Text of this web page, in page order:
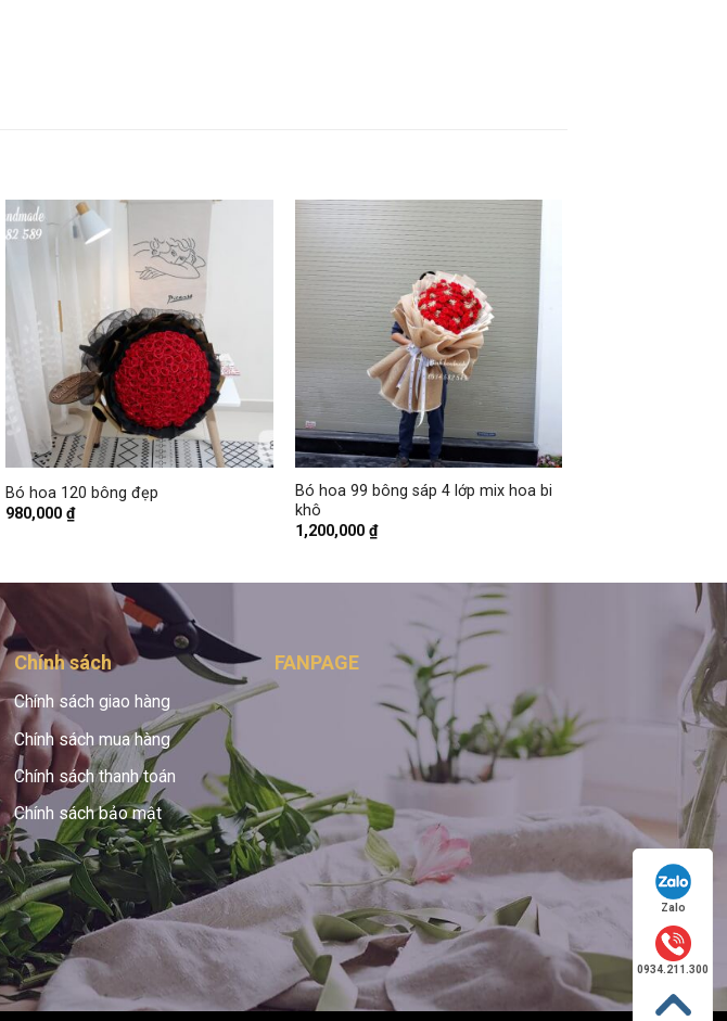
Bó hoa 120 bông đẹp
980,000₫
Bó hoa 99 bông sáp 4 lớp mix hoa bi
khô
1,200,000 ₫
Chính sách
Chính sách giao hàng
Chính sách mua hàng
Chính sách thanh toán
Chính sách bảo mật
FANPAGE
Zalo
0934.211.300